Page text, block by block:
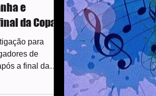
e
da Copa
para
de
a final da